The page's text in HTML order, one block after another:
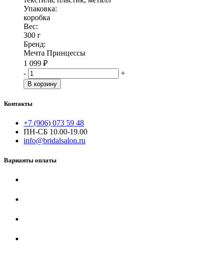
Упаковка:
коробка
Вес:
300 г
Бренд:
Мечта Принцессы
1 099 ₽
-
+
В корзину
Контакты
+7 (906) 073 59 48
ПН-СБ 10.00-19.00
info@bridalsalon.ru
Варианты оплаты